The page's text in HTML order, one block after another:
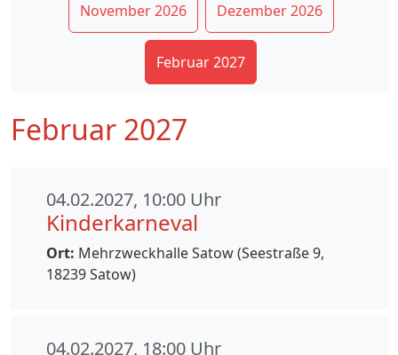
November 2026 Dezember 2026
Februar 2027
Februar 2027
04.02.2027, 10:00 Uhr
Kinderkarneval
Ort: Mehrzweckhalle Satow (Seestraße 9,
18239 Satow)
04.02.2027, 18:00 Uhr